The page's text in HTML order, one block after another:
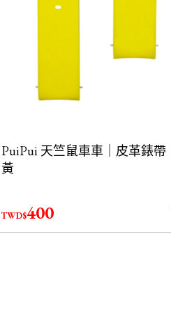
PuiPui 天竺鼠車車｜皮革錶帶｜
黃
TWD$400